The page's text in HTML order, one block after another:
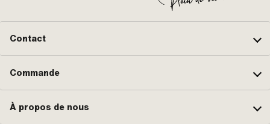
Contact
Commande
À propos de nous